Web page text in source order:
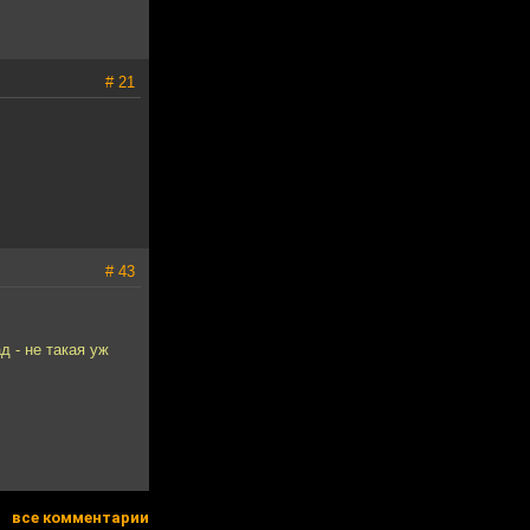
# 21
# 43
- не такая уж
все комментарии